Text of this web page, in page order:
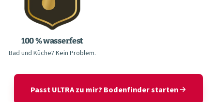
100 % wasserfest
Bad und Küche? Kein Problem.
Passt ULTRA zu mir? Bodenfinder starten